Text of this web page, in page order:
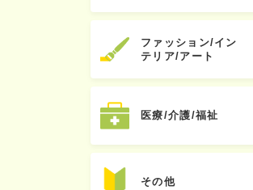
ファッション/イン
テリア/アート
医療/介護/福祉
その他